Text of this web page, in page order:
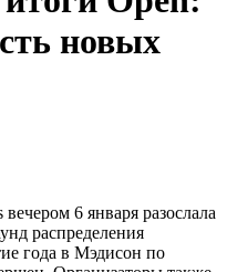
новых
6 января разослала
распределения
года в Мэдисон по